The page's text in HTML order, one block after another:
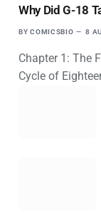
Why Did G-18
BY COMICSBIO 8
Chapter 1: The
Cycle of